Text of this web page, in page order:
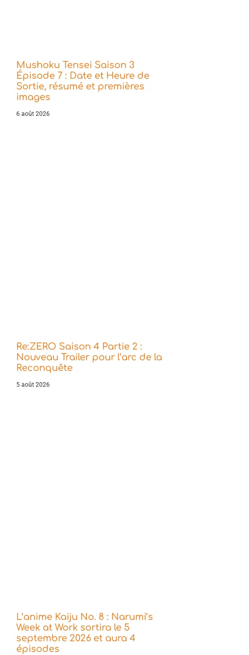
Mushoku Tensei Saison 3
Épisode 7 : Date et Heure de
Sortie, résumé et premières
images
6 août 2026
Re:ZERO Saison 4 Partie 2 :
Nouveau Trailer pour l’arc de la
Reconquête
5 août 2026
L’anime Kaiju No. 8 : Narumi’s
Week at Work sortira le 5
septembre 2026 et aura 4
épisodes